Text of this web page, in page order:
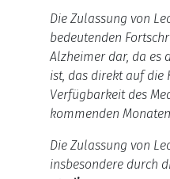
Die Zulassung von
bedeutenden
Alzheimer dar, da es
ist, das direkt auf die
Verfügbarkeit des
kommenden
Die Zulassung von
insbesondere durch